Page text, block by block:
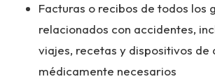
Facturas o recibos de todos los
relacionados con accidentes,
viajes, recetas y dispositivos de
médicamente necesarios